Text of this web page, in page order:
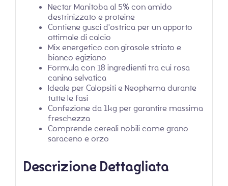
Nectar Manitoba al 5% con amido
destrinizzato e proteine
Contiene gusci d'ostrica per un apporto
ottimale di calcio
Mix energetico con girasole striato e
bianco egiziano
Formula con 18 ingredienti tra cui rosa
canina selvatica
Ideale per Calopsiti e Neophema durante
tutte le fasi
Confezione da 1kg per garantire massima
freschezza
Comprende cereali nobili come grano
saraceno e orzo
Descrizione Dettagliata